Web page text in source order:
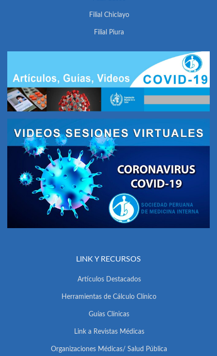
Filial Chiclayo
Filial Piura
LINK Y RECURSOS
Artículos Destacados
Herramientas de Cálculo Clínico
Guías Clínicas
Link a Revistas Médicas
Organizaciones Médicas/ Salud Pública